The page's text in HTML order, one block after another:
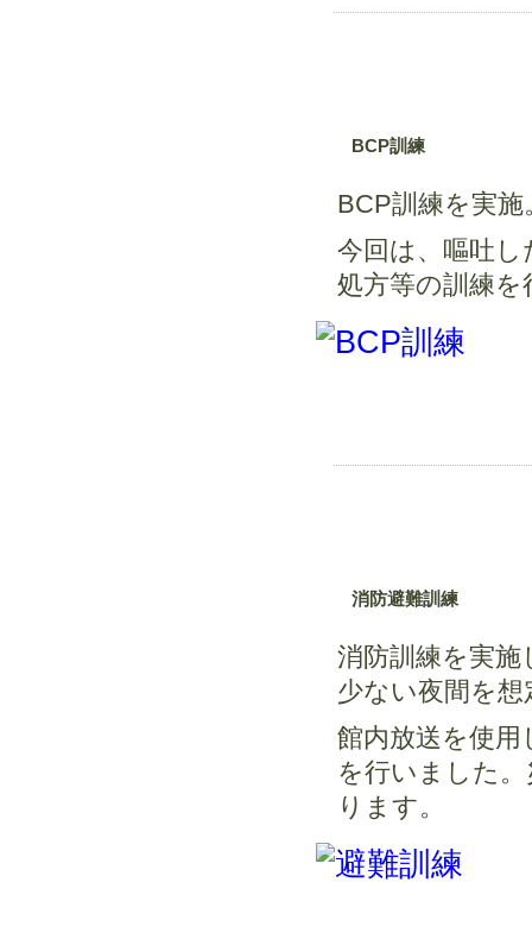
BCP訓練
BCP訓練を実施
今回は、嘔吐
処方等の訓練
消防避難訓練
消防訓練を実
少ない夜間を
館内放送を使用
を行いました
ります。